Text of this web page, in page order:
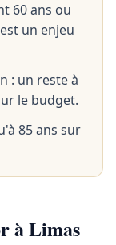
60 ans ou
un enjeu
: un reste à
le budget.
85 ans sur
à Limas